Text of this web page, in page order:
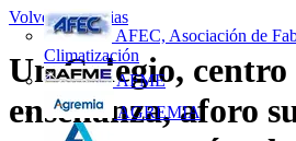
AFEC, Asociación de
Climatización
AFME
AGREMIA
Volver a Noticias
Un Colegio, centro
enseñanza, aforo